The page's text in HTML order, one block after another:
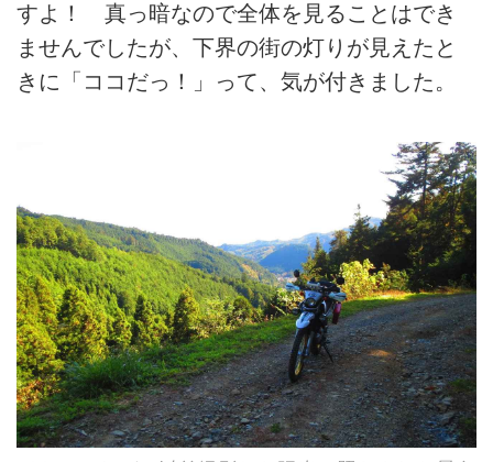
すよ！ 真っ暗なので全体を見ることはでき
ませんでしたが、下界の街の灯りが見えたと
きに「ココだっ！」って、気が付きました。